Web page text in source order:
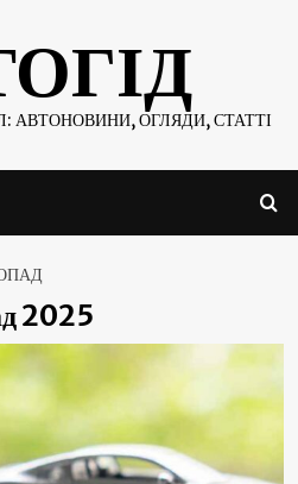
АВТОНОВИНИ, ОГЛЯДИ, СТАТТІ
2025